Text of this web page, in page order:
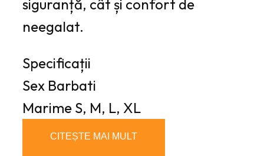
siguranță, cât și confort de
neegalat.
Specificații
Sex Barbati
Marime S, M, L, XL